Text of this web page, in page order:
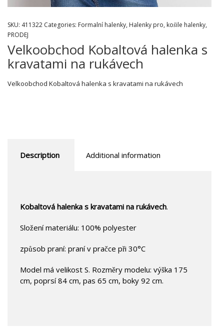
SKU: 411322 Categories: Formalní halenky, Halenky pro, košile halenky,
PRODEJ
Velkoobchod Kobaltová halenka s
kravatami na rukávech
Velkoobchod Kobaltová halenka s kravatami na rukávech
Description Additional information
Kobaltová halenka s kravatami na rukávech.
Složení materiálu: 100% polyester
způsob praní: praní v pračce při 30°C
Model má velikost S. Rozměry modelu: výška 175
cm, poprsí 84 cm, pas 65 cm, boky 92 cm.